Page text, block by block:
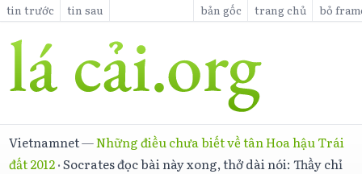
tin trước tin sau bản gốc trang chủ bỏ
Vietnamnet—Những điều chưa biết về tân Hoa hậu Trái
đất 2012·Socrates đọc bài này xong, thở dài nói: Thầy chỉ